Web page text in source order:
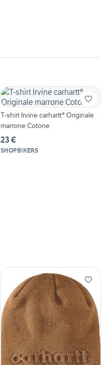
T-shirt Irvine carhartt® Originale
marrone Cotone
23 €
SHOPBIKERS